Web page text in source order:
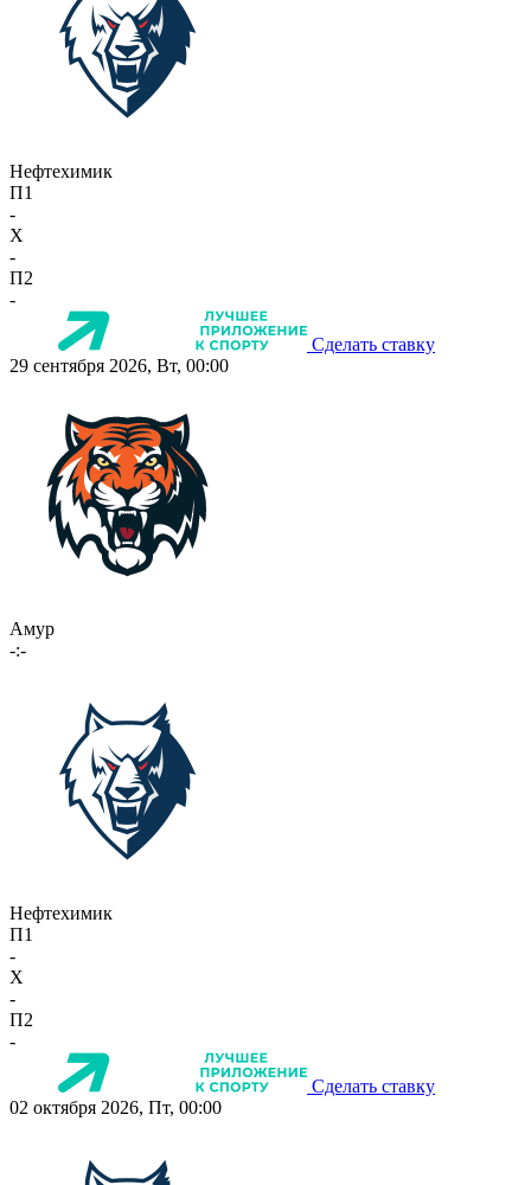
Нефтехимик
П1
-
X
-
П2
-
Сделать ставку
29 сентября 2026, Вт, 00:00
Амур
-:-
Нефтехимик
П1
-
X
-
П2
-
Сделать ставку
02 октября 2026, Пт, 00:00